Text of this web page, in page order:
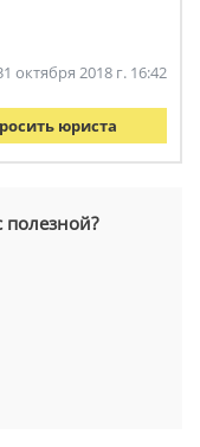
октября 2018 г. 16:42
юриста
полезной?